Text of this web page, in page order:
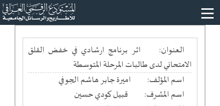
العنوان:
اثر برنامج ارشادي في خفض القلق
الامتحاني لدى طالبات المرحلة المتوسطة
اسم المؤلف:
اميرة جابر هاشم الجوفي
اسم المشرف:
قبيل كودي حسين